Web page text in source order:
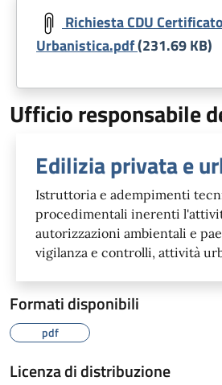
Richiesta CDU
Urbanistica.pdf(231.69 KB)
Ufficio responsabile
Edilizia privata e
Istruttoria e adempimenti
procedimentali inerenti
autorizzazioni ambientali e
vigilanza e controlli, attività
Formati disponibili
pdf
Licenza di distribuzione